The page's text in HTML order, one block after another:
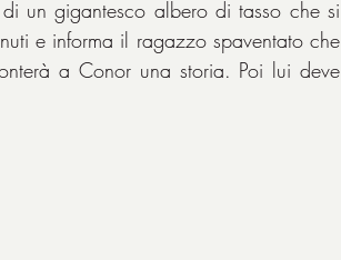
un gigantesco albero di tasso che si
e informa il ragazzo spaventato che
a Conor una storia. Poi lui deve